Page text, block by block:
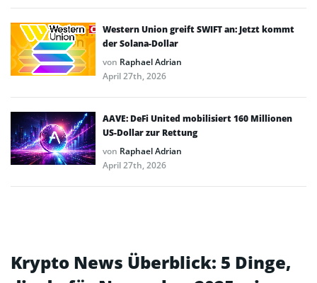
Western Union greift SWIFT an: Jetzt kommt
der Solana-Dollar
von Raphael Adrian
April 27th, 2026
AAVE: DeFi United mobilisiert 160 Millionen
US-Dollar zur Rettung
von Raphael Adrian
April 27th, 2026
Krypto News Überblick: 5 Dinge,